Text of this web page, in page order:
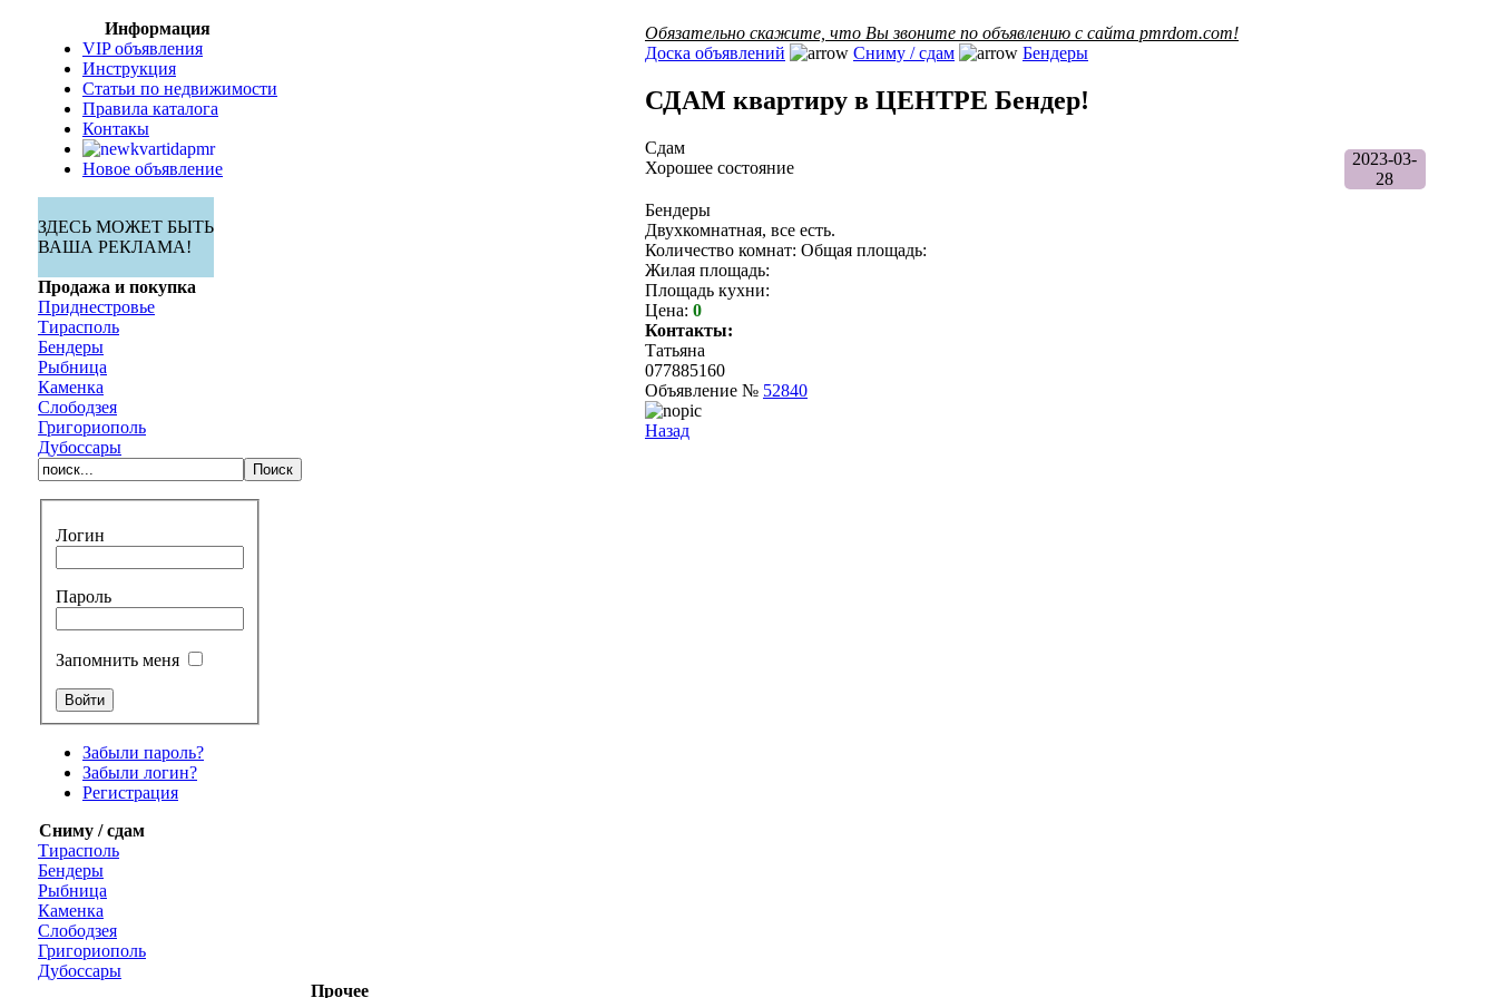
Информация
VIP объявления
Инструкция
Статьи по недвижимости
Правила каталога
Контакы
Новое объявление
ЗДЕСЬ МОЖЕТ БЫТЬ
ВАША РЕКЛАМА!
Продажа и покупка
Приднестровье
Тирасполь
Бендеры
Рыбница
Каменка
Слободзея
Григориополь
Дубоссары
Логин
Пароль
Запомнить меня
Забыли пароль?
Забыли логин?
Регистрация
Сниму / сдам
Тирасполь
Бендеры
Рыбница
Каменка
Слободзея
Григориополь
Дубоссары
Прочее
Обязательно скажите, что Вы звоните по объявлению с сайта pmrdom.com!
Доска объявлений
Сниму / сдам Бендеры
СДАМ квартиру в ЦЕНТРЕ Бендер!
Сдам
Хорошее состояние
2023-03-
28
Бендеры
Двухкомнатная, все есть.
Количество комнат: Общая площадь:
Жилая площадь:
Площадь кухни:
Цена: 0
Контакты:
Татьяна
077885160
Объявление № 52840
Назад